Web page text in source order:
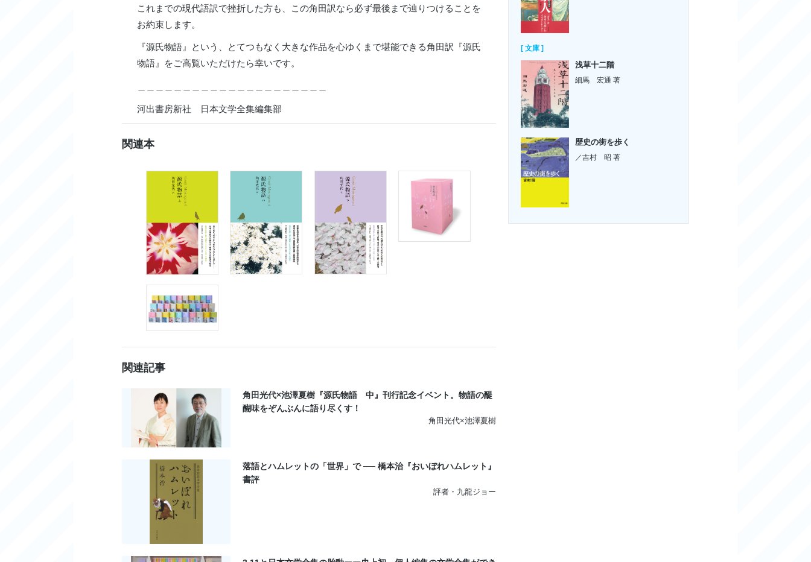
これまでの現代語訳で挫折した方も、この角田訳なら必ず最後まで辿りつけることを
お約束します。
『源氏物語』という、とてつもなく大きな作品を心ゆくまで堪能できる角田訳『源氏
物語』をご高覧いただけたら幸いです。
河出書房新社 日本文学全集編集部
関連本
関連記事
角田光代×池澤夏樹『源氏物語 中』刊行記念イベント。物語の醍
醐味をぞんぶんに語り尽くす！
角田光代×池澤夏樹
落語とハムレットの「世界」で ── 橋本治『おいぼれハムレット』
書評
評者・九龍ジョー
[ 文庫 ]
浅草十二階
細馬 宏通 著
歴史の街を歩く
／吉村 昭 著